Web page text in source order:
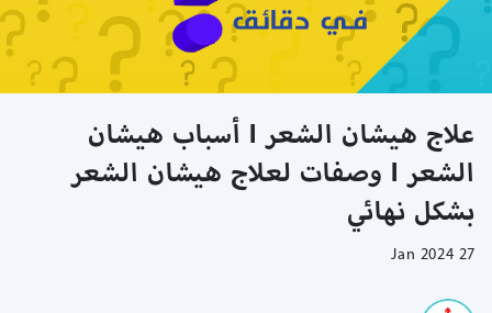
علاج هيشان الشعر l أسباب هيشان
الشعر l وصفات لعلاج هيشان الشعر
بشكل نهائي
27 Jan 2024